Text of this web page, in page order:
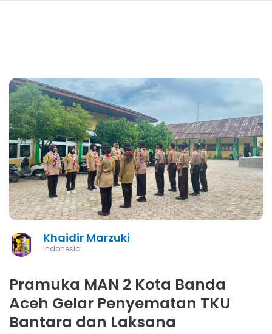
Khaidir Marzuki
Indonesia
Pramuka MAN 2 Kota Banda
Aceh Gelar Penyematan TKU
Bantara dan Laksana